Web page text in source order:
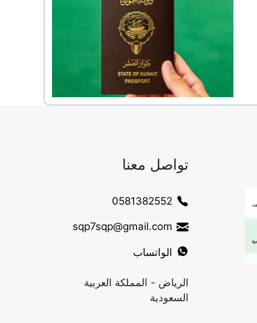
تواصل معنا
0581382552
sqp7sqp@gmail.com
الواتساب
الرياض - المملكة العربية
السعودية